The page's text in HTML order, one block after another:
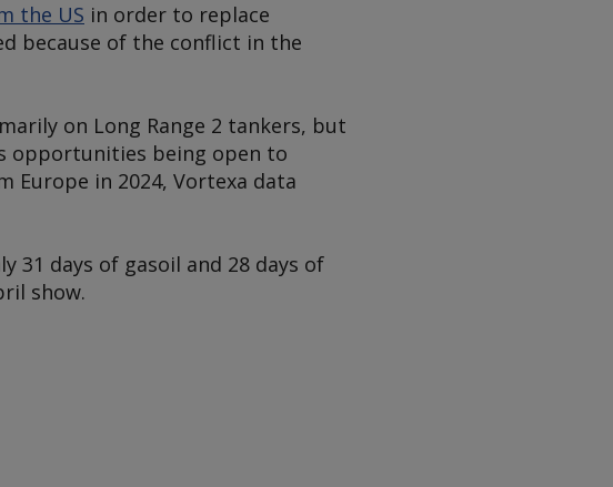
the US in order to replace
because of the conflict in the
on Long Range 2 tankers, but
opportunities being open to
Europe in 2024, Vortexa data
31 days of gasoil and 28 days of
show.